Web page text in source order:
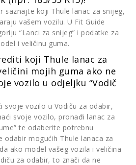
saznajte koji Thule lanac za snijeg,
vašem vozilu. U Fit Guide
“Lanci za snijeg” i podatke za
i veličinu guma.
koji Thule lanac za
mojih guma ako ne
vozilo u odjeljku “Vodič
svoje vozilo u Vodiču za odabir,
svoje vozilo, pronađi lanac za
te odaberite potrebnu
mogućih Thule lanaca za
ako model vašeg vozila i veličina
za odabir, to znači da ne